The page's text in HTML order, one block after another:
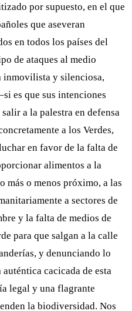
por supuesto, en el que
que aseveran
en todos los países del
de ataques al medio
inmovilista y silenciosa,
es que sus intenciones
a la palestra en defensa
a los Verdes,
en favor de la falta de
alimentos a la
o menos próximo, a las
a sectores de
y la falta de medios de
para que salgan a la calle
y denunciando lo
cacicada de esta
legal y una flagrante
la biodiversidad. Nos